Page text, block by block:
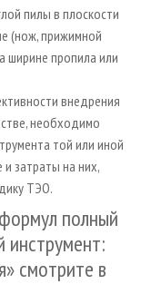
пилы в плоскости
(нож, прижимной
ширине пропила или
внедрения
необходимо
той или иной
затраты на них,
ТЭО.
полный
инструмент:
смотрите в